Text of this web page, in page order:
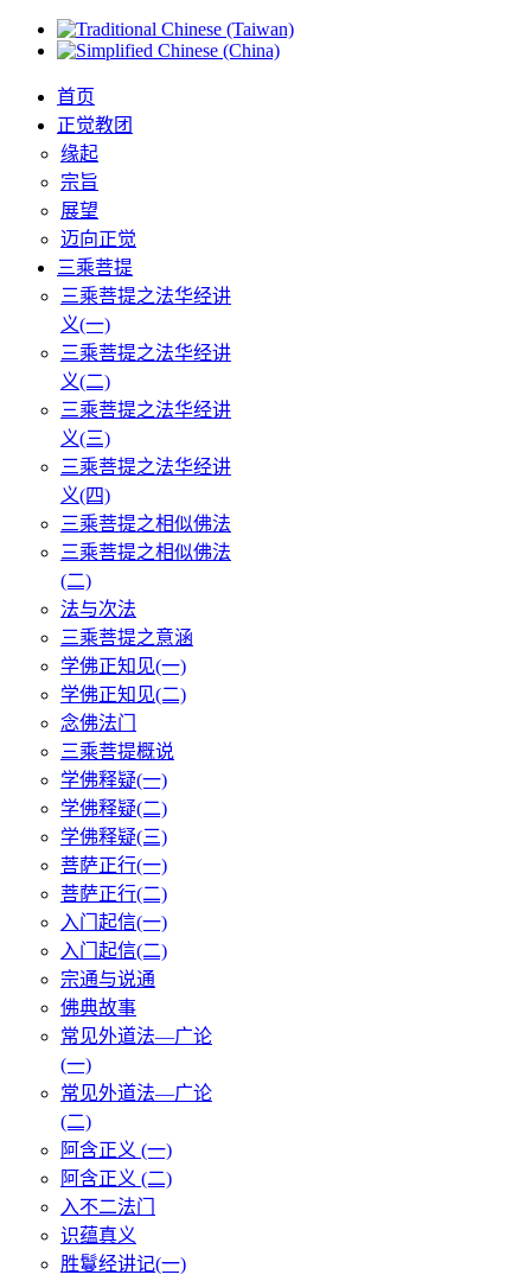
首页
正觉教团
缘起
宗旨
展望
迈向正觉
三乘菩提
三乘菩提之法华经讲
义(一)
三乘菩提之法华经讲
义(二)
三乘菩提之法华经讲
义(三)
三乘菩提之法华经讲
义(四)
三乘菩提之相似佛法
三乘菩提之相似佛法
(二)
法与次法
三乘菩提之意涵
学佛正知见(一)
学佛正知见(二)
念佛法门
三乘菩提概说
学佛释疑(一)
学佛释疑(二)
学佛释疑(三)
菩萨正行(一)
菩萨正行(二)
入门起信(一)
入门起信(二)
宗通与说通
佛典故事
常见外道法—广论
(一)
常见外道法—广论
(二)
阿含正义 (一)
阿含正义 (二)
入不二法门
识蕴真义
胜鬘经讲记(一)